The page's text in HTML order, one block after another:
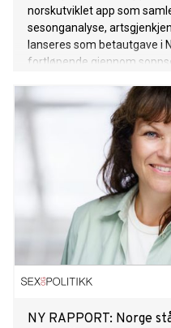
norskutviklet app som
sesonganalyse,
lanseres som betautgave i
fortløpende gjennom
NY RAPPORT: Norge